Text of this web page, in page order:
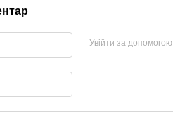
Увійти за допомогою